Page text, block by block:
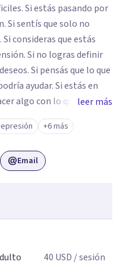
Si estás pasando por
Si sentís que solo no
Si consideras que estás
Si no logras definir
Si pensás que lo que
ayudar. Si estás en
algo con lo que te está
esa angustia.
leer más
+6 más
Email
40 USD / sesión